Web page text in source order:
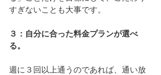
すぎないことも大事です。
３：自分に合った料金プランが選べ
る。
週に３回以上通うのであれば、通い放